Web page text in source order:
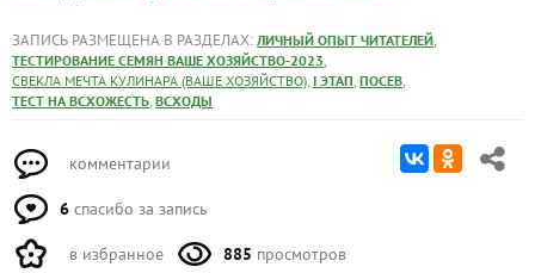
ЗАПИСЬ РАЗМЕЩЕНА В РАЗДЕЛАХ: ЛИЧНЫЙ ОПЫТ ЧИТАТЕЛЕЙ,
ТЕСТИРОВАНИЕ СЕМЯН ВАШЕ ХОЗЯЙСТВО-2023,
СВЕКЛА МЕЧТА КУЛИНАРА (ВАШЕ ХОЗЯЙСТВО), I ЭТАП, ПОСЕВ,
ТЕСТ НА ВСХОЖЕСТЬ, ВСХОДЫ
комментарии
6 спасибо за запись
в избранное 885 просмотров